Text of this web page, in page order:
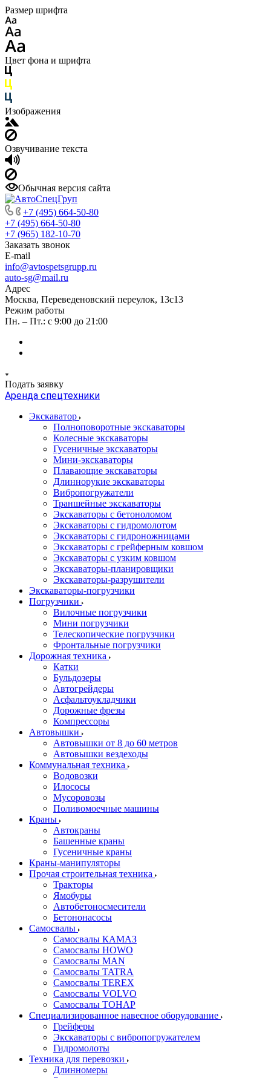
Размер шрифта
Цвет фона и шрифта
Изображения
Озвучивание текста
Обычная версия сайта
+7 (495) 664-50-80
+7 (495) 664-50-80
+7 (965) 182-10-70
Заказать звонок
E-mail
info@avtospetsgrupp.ru
auto-sg@mail.ru
Адрес
Москва, Переведеновский переулок, 13с13
Режим работы
Пн. – Пт.: с 9:00 до 21:00
Подать заявку
Аренда спецтехники
Экскаватор
Полноповоротные экскаваторы
Колесные экскаваторы
Гусеничные экскаваторы
Мини-экскаваторы
Плавающие экскаваторы
Длиннорукие экскаваторы
Вибропогружатели
Траншейные экскаваторы
Экскаваторы с бетоноломом
Экскаваторы с гидромолотом
Экскаваторы с гидроножницами
Экскаваторы с грейферным ковшом
Экскаваторы с узким ковшом
Экскаваторы-планировщики
Экскаваторы-разрушители
Экскаваторы-погрузчики
Погрузчики
Вилочные погрузчики
Мини погрузчики
Телескопические погрузчики
Фронтальные погрузчики
Дорожная техника
Катки
Бульдозеры
Автогрейдеры
Асфальтоукладчики
Дорожные фрезы
Компрессоры
Автовышки
Автовышки от 8 до 60 метров
Автовышки вездеходы
Коммунальная техника
Водовозки
Илососы
Мусоровозы
Поливомоечные машины
Краны
Автокраны
Башенные краны
Гусеничные краны
Краны-манипуляторы
Прочая строительная техника
Тракторы
Ямобуры
Автобетоносмесители
Бетононасосы
Самосвалы
Самосвалы КАМАЗ
Самосвалы HOWO
Самосвалы MAN
Самосвалы TATRA
Самосвалы TEREX
Самосвалы VOLVO
Самосвалы ТОНАР
Специализированное навесное оборудование
Грейферы
Экскаваторы с вибропогружателем
Гидромолоты
Техника для перевозки
Длинномеры